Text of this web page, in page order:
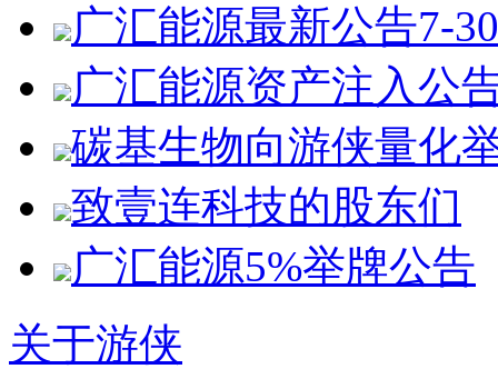
广汇能源最新公告7-30
广汇能源资产注入公
碳基生物向游侠量化
致壹连科技的股东们
广汇能源5%举牌公告
关于游侠